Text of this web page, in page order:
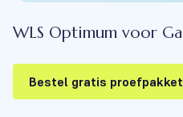
WLS Optimum voor
Bestel gratis proefpakket